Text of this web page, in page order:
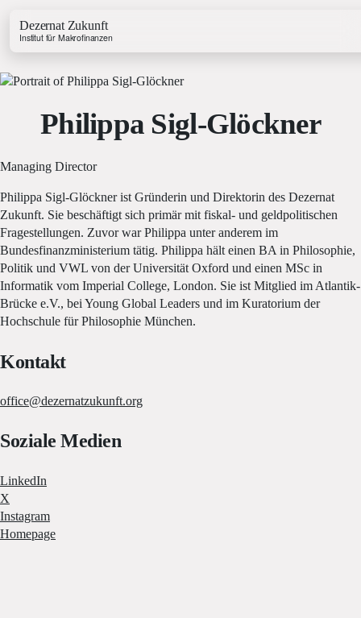
Dezernat Zukunft
Institut für Makrofinanzen
Energy Lab
Business Lab
Price Lab
Haushaltstracker
Investitionstracker
Philippa Sigl-Glöckner
Managing Director
Philippa Sigl-Glöckner ist Gründerin und Direktorin des Dezernat
Zukunft. Sie beschäftigt sich primär mit fiskal- und geldpolitischen
Fragestellungen. Zuvor war Philippa unter anderem im
Bundesfinanzministerium tätig. Philippa hält einen BA in Philosophie,
Politik und VWL von der Universität Oxford und einen MSc in
Informatik vom Imperial College, London. Sie ist Mitglied im Atlantik-
Brücke e.V., bei Young Global Leaders und im Kuratorium der
Hochschule für Philosophie München.
Kontakt
office@dezernatzukunft.org
Soziale Medien
LinkedIn
X
Instagram
Homepage